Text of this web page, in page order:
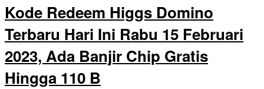
Kode Redeem Higgs Domino
Terbaru Hari Ini Rabu 15 Februari
2023, Ada Banjir Chip Gratis
Hingga 110 B